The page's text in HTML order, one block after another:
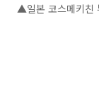
▲일본 코스메키친